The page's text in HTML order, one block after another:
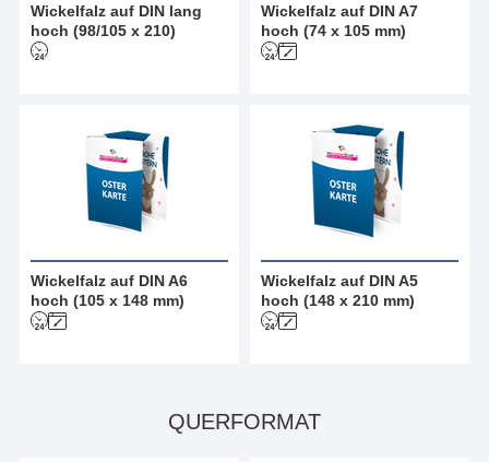
Wickelfalz auf DIN lang
hoch (98/105 x 210)
Wickelfalz auf DIN A7
hoch (74 x 105 mm)
Wickelfalz auf DIN A6
hoch (105 x 148 mm)
Wickelfalz auf DIN A5
hoch (148 x 210 mm)
QUERFORMAT